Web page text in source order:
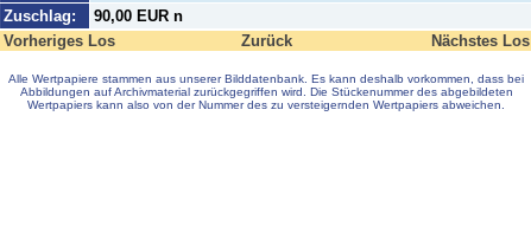
Zuschlag:
90,00 EUR n
Vorheriges Los
Zurück Nächstes Los
Alle Wertpapiere stammen aus unserer Bilddatenbank. Es kann deshalb vorkommen, dass bei
Abbildungen auf Archivmaterial zurückgegriffen wird. Die Stückenummer des abgebildeten
Wertpapiers kann also von der Nummer des zu versteigernden Wertpapiers abweichen.